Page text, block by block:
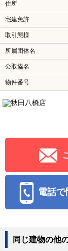
住所
宅建免許
取引態様
所属団体名
公取協名
物件番号
電話で
同じ建物の他